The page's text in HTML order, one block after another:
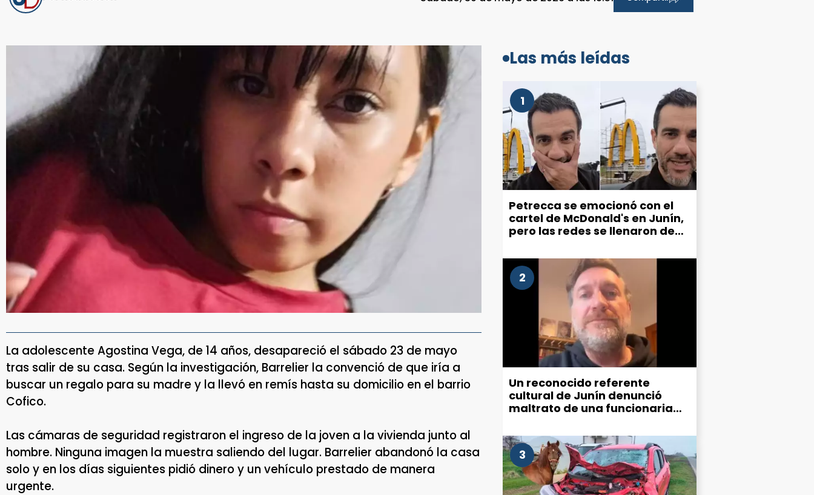
La adolescente Agostina Vega, de 14 años, desapareció el sábado 23 de mayo
tras salir de su casa. Según la investigación, Barrelier la convenció de que iría a
buscar un regalo para su madre y la llevó en remís hasta su domicilio en el barrio
Cofico.
Las cámaras de seguridad registraron el ingreso de la joven a la vivienda junto al
hombre. Ninguna imagen la muestra saliendo del lugar. Barrelier abandonó la casa
solo y en los días siguientes pidió dinero y un vehículo prestado de manera
urgente.
Las más leídas
1
Petrecca se emocionó con el
cartel de McDonald's en Junín,
pero las redes se llenaron de
ciudad
2
Un reconocido referente
cultural de Junín denunció
maltrato de una funcionaria
3